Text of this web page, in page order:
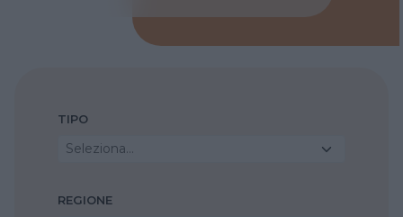
TIPO
Seleziona...
REGIONE